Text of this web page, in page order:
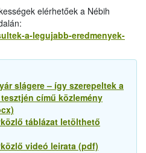
elérhetőek a Nébih
a-legujabb-eredmenyek-
slágere – így szerepeltek a
című közlemény
táblázat letölthető
videó leirata (pdf)